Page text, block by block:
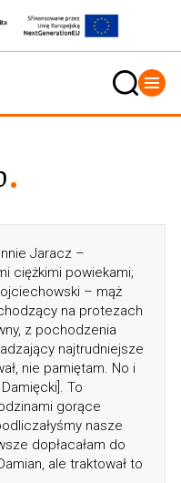
Jaracz –
ciężkimi powiekami;
– mąż
na protezach
z pochodzenia
najtrudniejsze
nie pamiętam. No i
To
gorące
nasze
dopłacałam do
ale traktował to